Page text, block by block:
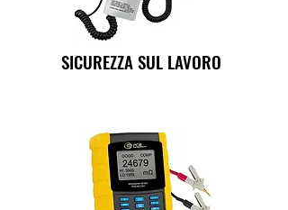
SICUREZZA SUL LAVORO